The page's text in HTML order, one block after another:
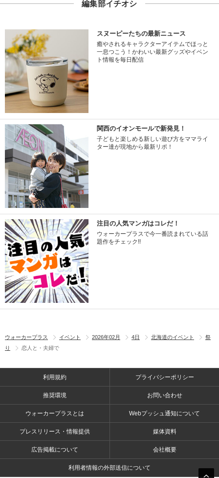
編集部イチオシ
スヌーピーたちの最新ニュース
癒やされるキャラクターアイテムでほっと
一息つこう！かわいい最新グッズやイベン
ト情報を毎日配信
関西のイオンモールで新発見！
子どもと楽しめる新しい遊び方をママライ
ター達が現地から最新リポ！
注目の人気マンガはコレだ！
ウォーカープラスで今一番読まれている話
題作をチェック!!
ウォーカープラス イベント 2026年02月 4日 北海道のイベント
祭
り
恋人と・夫婦で
利用規約 プライバシーポリシー
推奨環境 お問い合わせ
ウォーカープラスとは Webプッシュ通知について
プレスリリース・情報提供 媒体資料
広告掲載について 会社概要
利用者情報の外部送信について